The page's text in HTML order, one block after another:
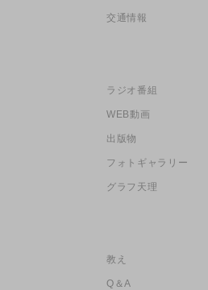
交通情報
ラジオ番組
WEB動画
出版物
フォトギャラリー
グラフ天理
教え
Q＆A